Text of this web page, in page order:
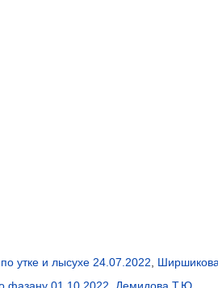
утке и лысухе 24.07.2022,